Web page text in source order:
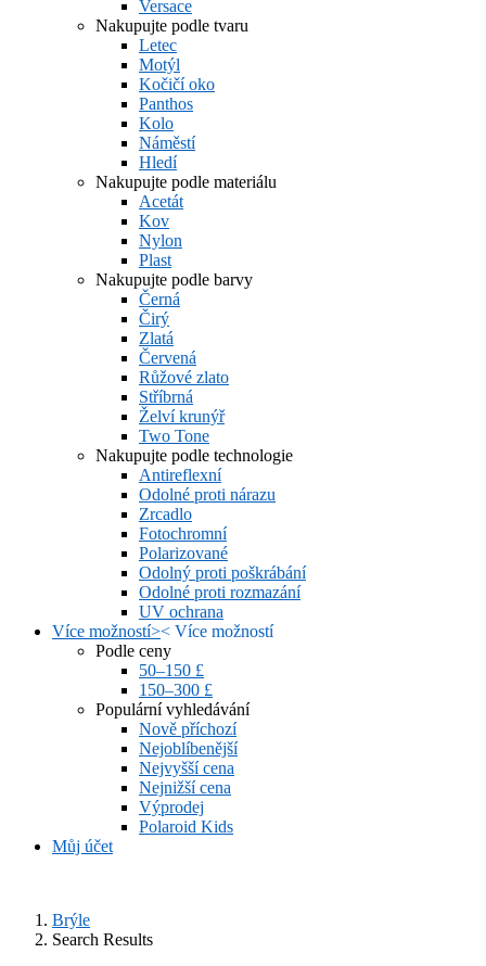
Versace
Nakupujte podle tvaru
Letec
Motýl
Kočičí oko
Panthos
Kolo
Náměstí
Hledí
Nakupujte podle materiálu
Acetát
Kov
Nylon
Plast
Nakupujte podle barvy
Černá
Čirý
Zlatá
Červená
Růžové zlato
Stříbrná
Želví krunýř
Two Tone
Nakupujte podle technologie
Antireflexní
Odolné proti nárazu
Zrcadlo
Fotochromní
Polarizované
Odolný proti poškrábání
Odolné proti rozmazání
UV ochrana
Více možností>< Více možností
Podle ceny
50–150 £
150–300 £
Populární vyhledávání
Nově příchozí
Nejoblíbenější
Nejvyšší cena
Nejnižší cena
Výprodej
Polaroid Kids
Můj účet
Brýle
Search Results